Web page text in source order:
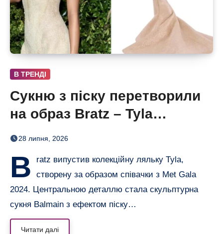
В ТРЕНДІ
Сукню з піску перетворили
на образ Bratz – Tyla
отримала власну ляльку
28 липня, 2026
B
ratz випустив колекційну ляльку Tyla,
створену за образом співачки з Met Gala
2024. Центральною деталлю стала скульптурна
сукня Balmain з ефектом піску…
Читати далі